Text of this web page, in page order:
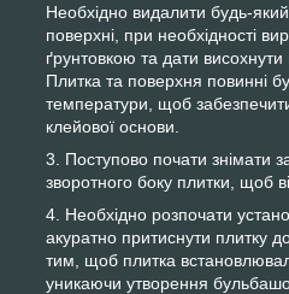
Необхідно видалити будь-
поверхні, при необхідності
ґрунтовкою та дати
Плитка та поверхня повинні
температури, щоб
клейової основи.
Поступово почати знімати
зворотного боку плитки, щоб
Необхідно розпочати
акуратно притиснути плитку
тим, щоб плитка
уникаючи утворення